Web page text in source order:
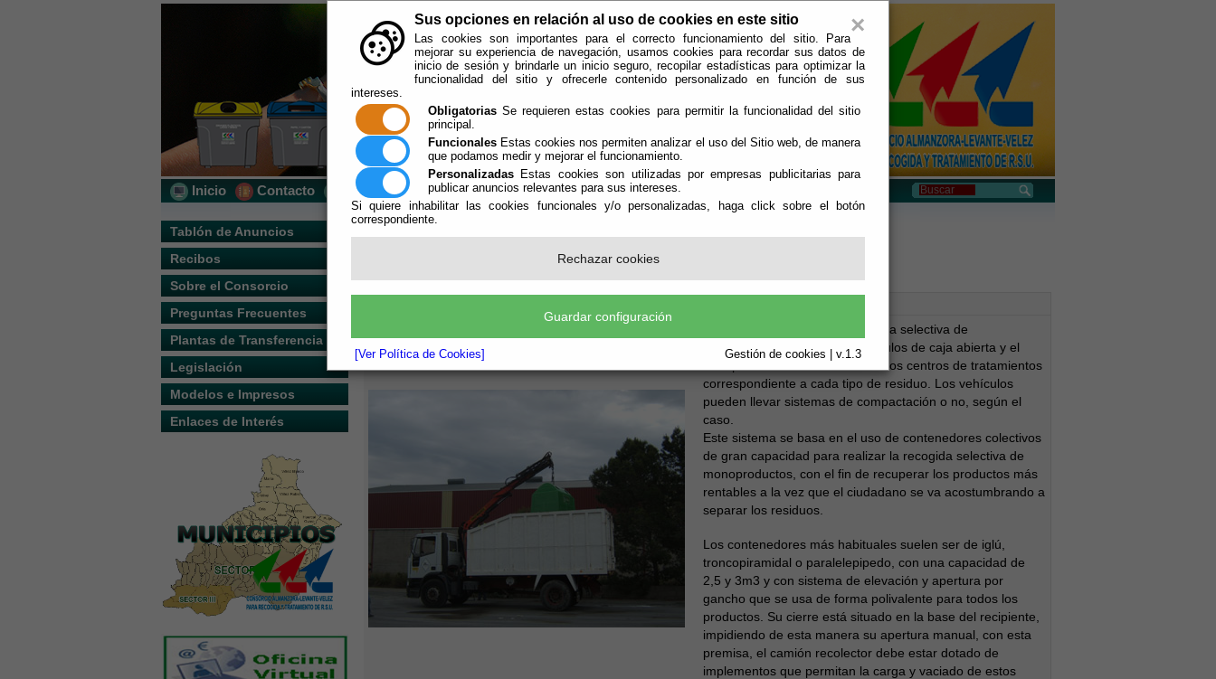
×
Sus opciones en relación al uso de cookies en este sitio
Las cookies son importantes para el correcto funcionamiento del sitio. Para
mejorar su experiencia de navegación, usamos cookies para recordar sus datos de
inicio de sesión y brindarle un inicio seguro, recopilar estadísticas para optimizar la
funcionalidad del sitio y ofrecerle contenido personalizado en función de sus
intereses.
Obligatorias Se requieren estas cookies para permitir la funcionalidad del sitio
principal.
Funcionales Estas cookies nos permiten analizar el uso del Sitio web, de manera
que podamos medir y mejorar el funcionamiento.
Personalizadas Estas cookies son utilizadas por empresas publicitarias para
publicar anuncios relevantes para sus intereses.
Si quiere inhabilitar las cookies funcionales y/o personalizadas, haga click sobre el botón
correspondiente.
Rechazar cookies
Guardar configuración
[Ver Política de Cookies] Gestión de cookies | v.1.3
Inicio Contacto Localización Quién Somos
Tablón de Anuncios
Recibos
Sobre el Consorcio
Preguntas Frecuentes
Plantas de Transferencia
Legislación
Modelos e Impresos
Enlaces de Interés
Usted se encuentra aquí:
El servicio consiste en la recogida selectiva de
monoproductos mediante vehículos de caja abierta y el
transporte de los mismos hasta los centros de tratamientos
correspondiente a cada tipo de residuo. Los vehículos
pueden llevar sistemas de compactación o no, según el
caso.
Este sistema se basa en el uso de contenedores colectivos
de gran capacidad para realizar la recogida selectiva de
monoproductos, con el fin de recuperar los productos más
rentables a la vez que el ciudadano se va acostumbrando a
separar los residuos.
Los contenedores más habituales suelen ser de iglú,
troncopiramidal o paralelepipedo, con una capacidad de
2,5 y 3m3 y con sistema de elevación y apertura por
gancho que se usa de forma polivalente para todos los
productos. Su cierre está situado en la base del recipiente,
impidiendo de esta manera su apertura manual, con esta
premisa, el camión recolector debe estar dotado de
implementos que permitan la carga y vaciado de estos